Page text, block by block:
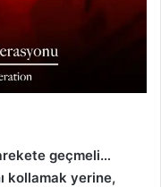
geçmeli…
kollamak yerine,